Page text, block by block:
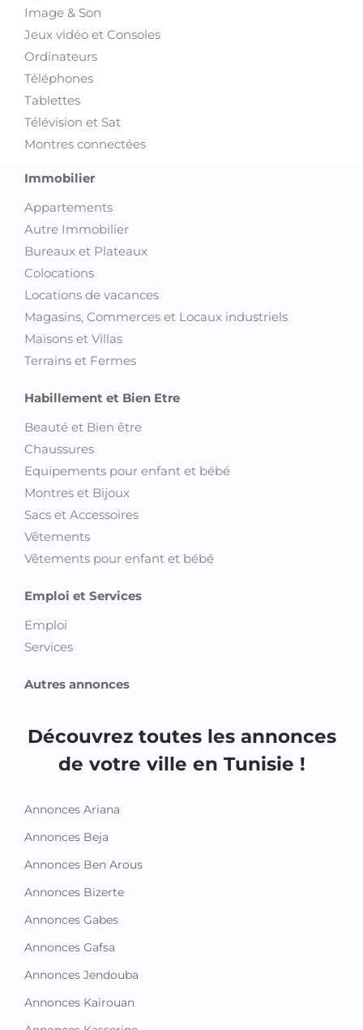
Image & Son
Jeux vidéo et Consoles
Ordinateurs
Téléphones
Tablettes
Télévision et Sat
Montres connectées
Immobilier
Appartements
Autre Immobilier
Bureaux et Plateaux
Colocations
Locations de vacances
Magasins, Commerces et Locaux industriels
Maisons et Villas
Terrains et Fermes
Habillement et Bien Etre
Beauté et Bien être
Chaussures
Equipements pour enfant et bébé
Montres et Bijoux
Sacs et Accessoires
Vêtements
Vêtements pour enfant et bébé
Emploi et Services
Emploi
Services
Autres annonces
Découvrez toutes les annonces
de votre ville en Tunisie !
Annonces Ariana
Annonces Beja
Annonces Ben Arous
Annonces Bizerte
Annonces Gabes
Annonces Gafsa
Annonces Jendouba
Annonces Kairouan